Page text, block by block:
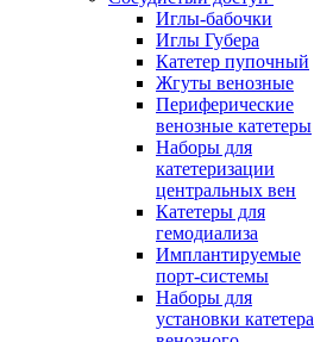
Иглы-бабочки
Иглы Губера
Катетер пупочный
Жгуты венозные
Периферические
венозные катетеры
Наборы для
катетеризации
центральных вен
Катетеры для
гемодиализа
Имплантируемые
порт‑системы
Наборы для
установки катетера